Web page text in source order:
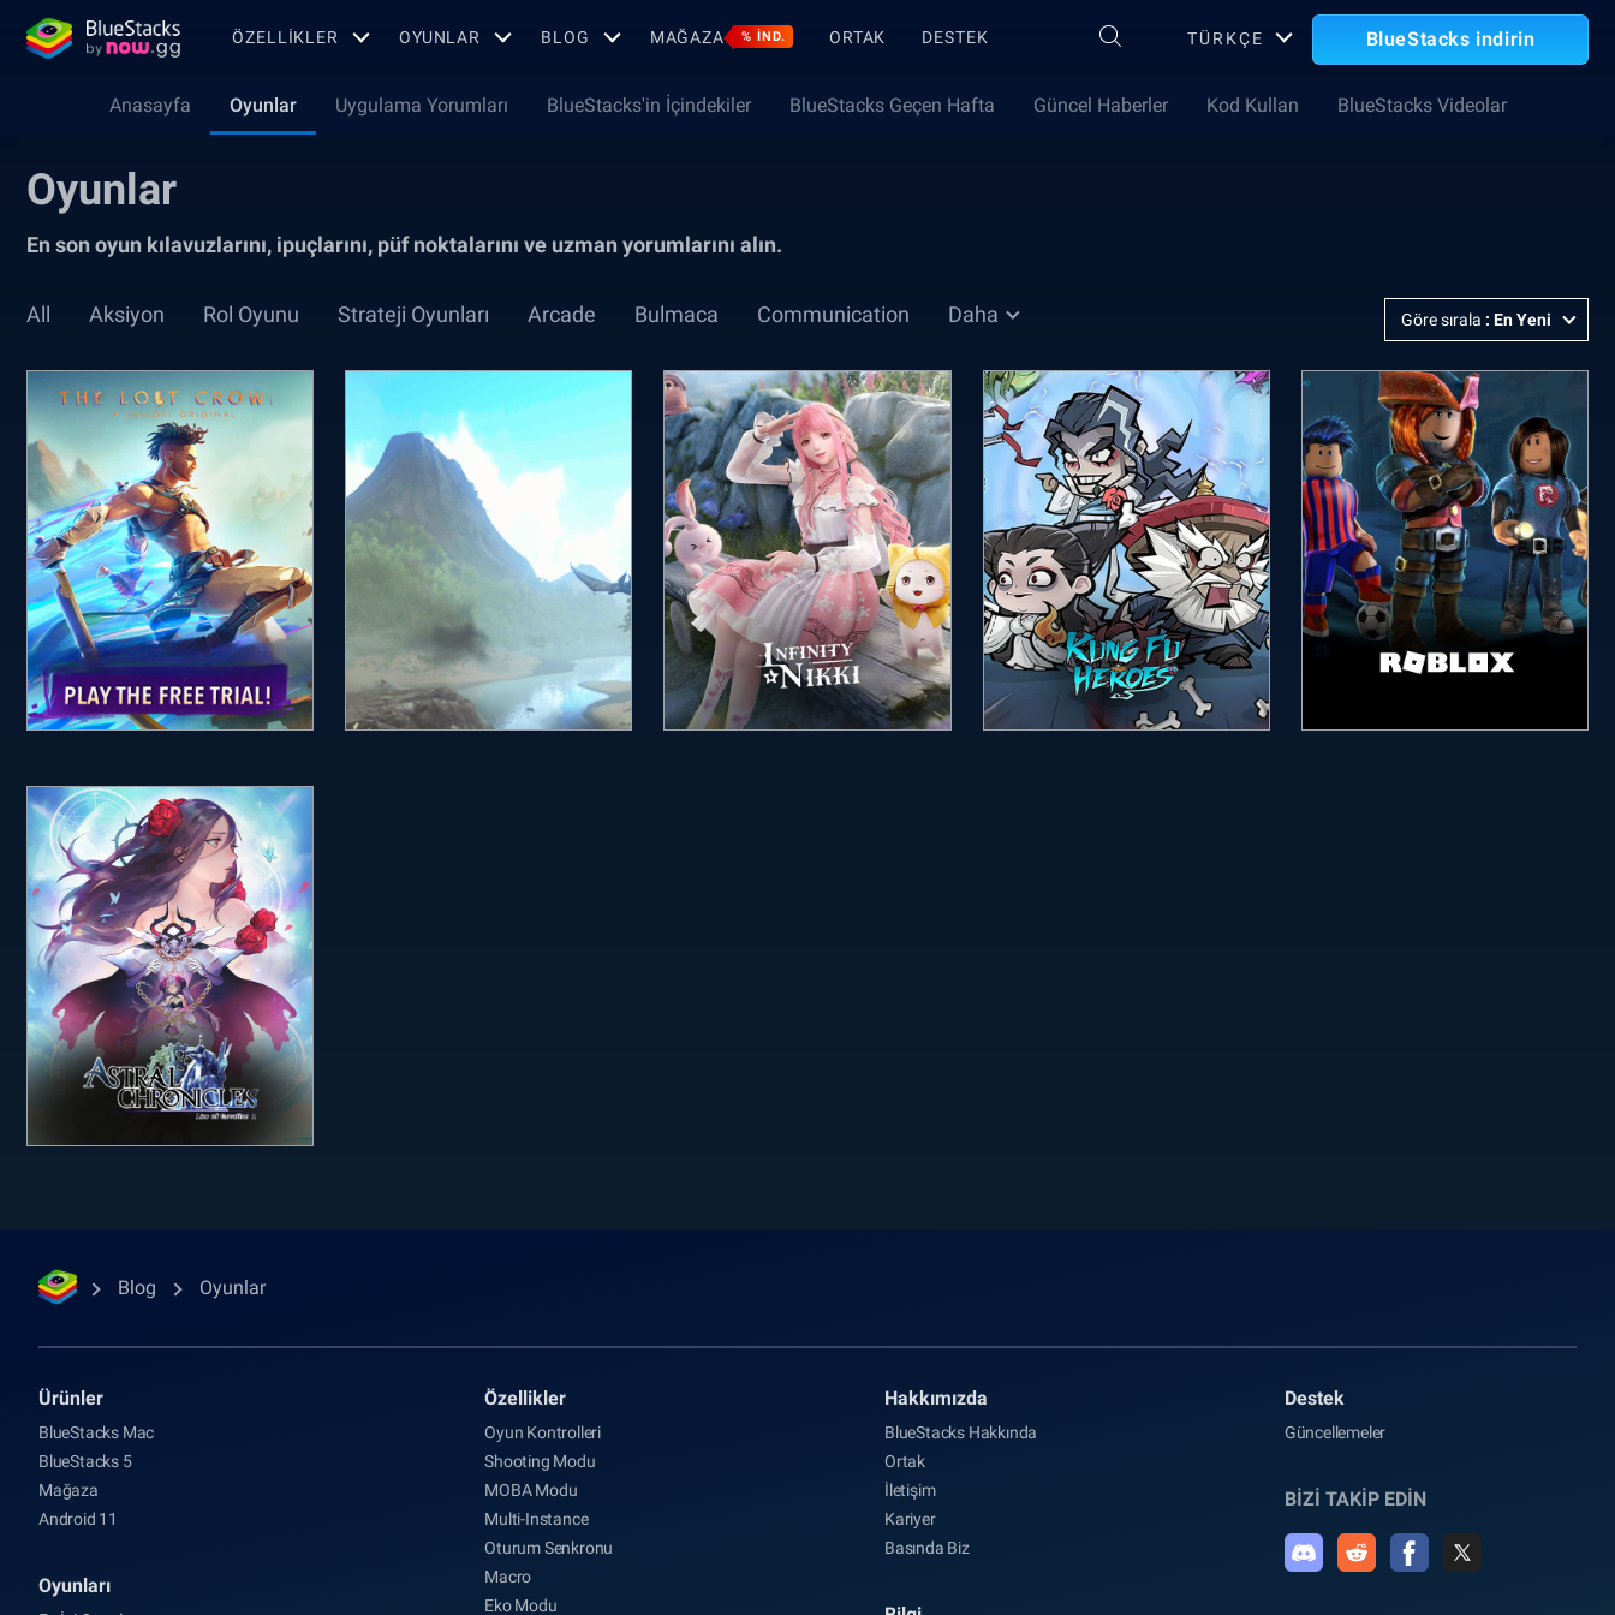
ÖZELLIKLER OYUNLAR BLOG MAĞAZA % IND. ORTAK DESTEK TÜRKÇE BlueStacks indirin
Anasayfa Oyunlar Uygulama Yorumları BlueStacks'in İçindekiler BlueStacks Geçen Hafta Güncel Haberler Kod Kullan BlueStacks Videolar
Oyunlar
En son oyun kılavuzlarını, ipuçlarını, püf noktalarını ve uzman yorumlarını alın.
All Aksiyon Rol Oyunu Strateji Oyunları Arcade Bulmaca Communication Daha Göre sırala : En Yeni
Blog Oyunlar
Ürünler
BlueStacks Mac
BlueStacks 5
Mağaza
Android 11
Oyunları
Özellikler
Oyun Kontrolleri
Shooting Modu
MOBA Modu
Multi-Instance
Oturum Senkronu
Macro
Eko Modu
Hakkımızda
BlueStacks Hakkında
Ortak
İletişim
Kariyer
Basında Biz
Destek
Güncellemeler
BİZİ TAKİP EDİN